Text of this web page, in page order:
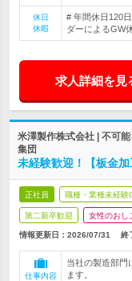
休日
休暇
# 年間休日120
ダーによるGW
求人詳細を見
米澤製作株式会社 | 不可
集団
未経験歓迎！【板金
正社員 職種・業種未経験
第二新卒歓迎 女性のおし
情報更新日：2026/07/31 終
仕事内容
当社の製造部門
ます。